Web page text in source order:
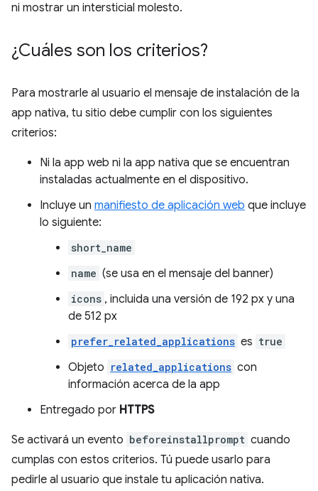
ni mostrar un intersticial molesto.
¿Cuáles son los criterios?
Para mostrarle al usuario el mensaje de instalación de la
app nativa, tu sitio debe cumplir con los siguientes
criterios:
Ni la app web ni la app nativa que se encuentran
instaladas actualmente en el dispositivo.
Incluye un manifiesto de aplicación web que incluye
lo siguiente:
short_name
name (se usa en el mensaje del banner)
icons , incluida una versión de 192 px y una
de 512 px
prefer_related_applications es true
Objeto related_applications con
información acerca de la app
Entregado por HTTPS
Se activará un evento beforeinstallprompt cuando
cumplas con estos criterios. Tú puede usarlo para
pedirle al usuario que instale tu aplicación nativa.